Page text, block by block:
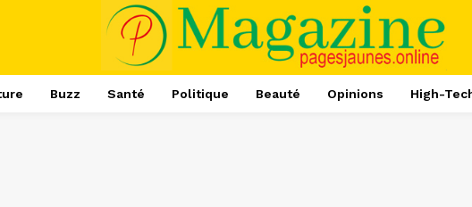
Buzz Santé Politique Beauté Opinions High-